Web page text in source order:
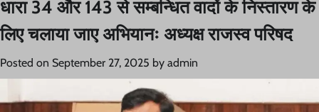
धारा 34 और 143 से सम्बन्धित वादों के निस्तारण के
लिए चलाया जाए अभियानः अध्यक्ष राजस्व परिषद
Posted on September 27, 2025 by admin